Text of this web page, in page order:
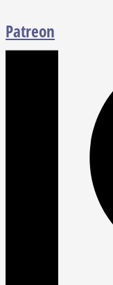
Patreon